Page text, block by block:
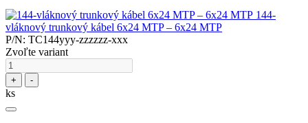
144-
vláknový trunkový kábel 6x24 MTP – 6x24 MTP
P/N: TC144yyy-zzzzzz-xxx
Zvoľte variant
+ -
ks